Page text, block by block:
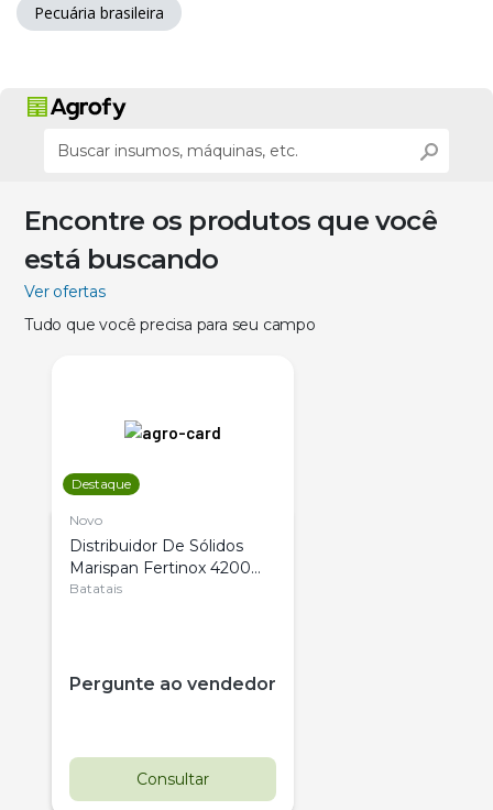
Pecuária brasileira
Encontre os produtos que você
está buscando
Ver ofertas
Tudo que você precisa para seu campo
Destaque
Novo
Distribuidor De Sólidos
Marispan Fertinox 4200
Citrus
Batatais
Pergunte ao vendedor
Consultar